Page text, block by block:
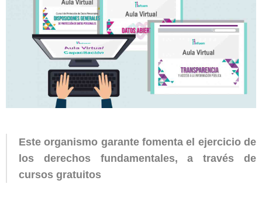
Este organismo garante fomenta el ejercicio de
los derechos fundamentales, a través de
cursos gratuitos